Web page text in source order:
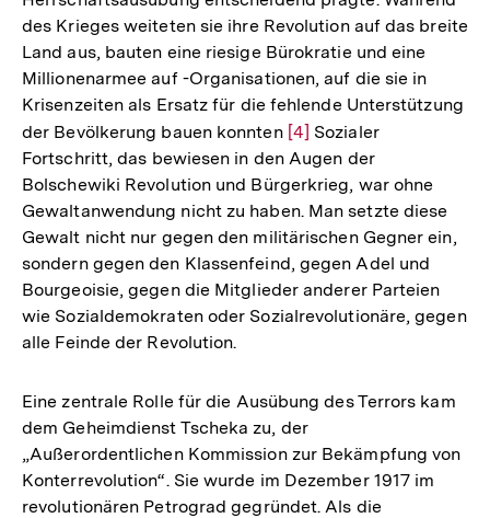
des Krieges weiteten sie ihre Revolution auf das breite
Land aus, bauten eine riesige Bürokratie und eine
Millionenarmee auf -Organisationen, auf die sie in
Krisenzeiten als Ersatz für die fehlende Unterstützung
der Bevölkerung bauen konnten Zur
Auflösung
der
Fußnote
[4] Sozialer
Fortschritt, das bewiesen in den Augen der
Bolschewiki Revolution und Bürgerkrieg, war ohne
Gewaltanwendung nicht zu haben. Man setzte diese
Gewalt nicht nur gegen den militärischen Gegner ein,
sondern gegen den Klassenfeind, gegen Adel und
Bourgeoisie, gegen die Mitglieder anderer Parteien
wie Sozialdemokraten oder Sozialrevolutionäre, gegen
alle Feinde der Revolution.
Eine zentrale Rolle für die Ausübung des Terrors kam
dem Geheimdienst Tscheka zu, der
„Außerordentlichen Kommission zur Bekämpfung von
Konterrevolution“. Sie wurde im Dezember 1917 im
revolutionären Petrograd gegründet. Als die